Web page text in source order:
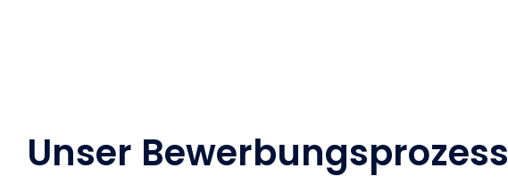
Unser Bewerbungsprozess